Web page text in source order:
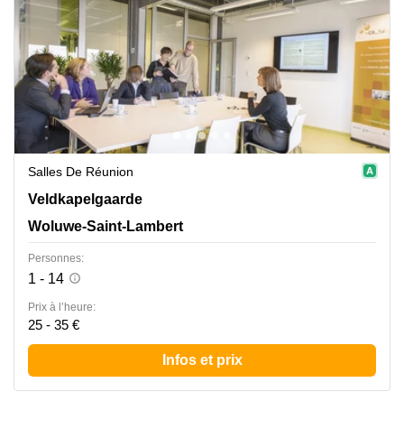
Salles De Réunion
Veldkapelgaarde 30, Woluwe-Saint-Lambert
Veldkapelgaarde
Woluwe-Saint-Lambert
Personnes:
1 - 14
Prix à l’heure:
25 - 35 €
Infos et prix